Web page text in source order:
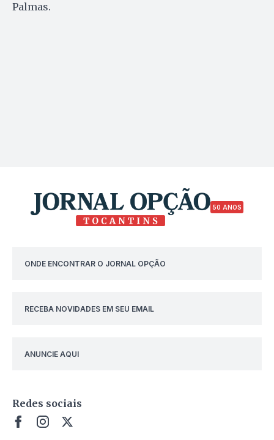
Palmas.
50 ANOS
ONDE ENCONTRAR O JORNAL OPÇÃO
RECEBA NOVIDADES EM SEU EMAIL
ANUNCIE AQUI
Redes sociais